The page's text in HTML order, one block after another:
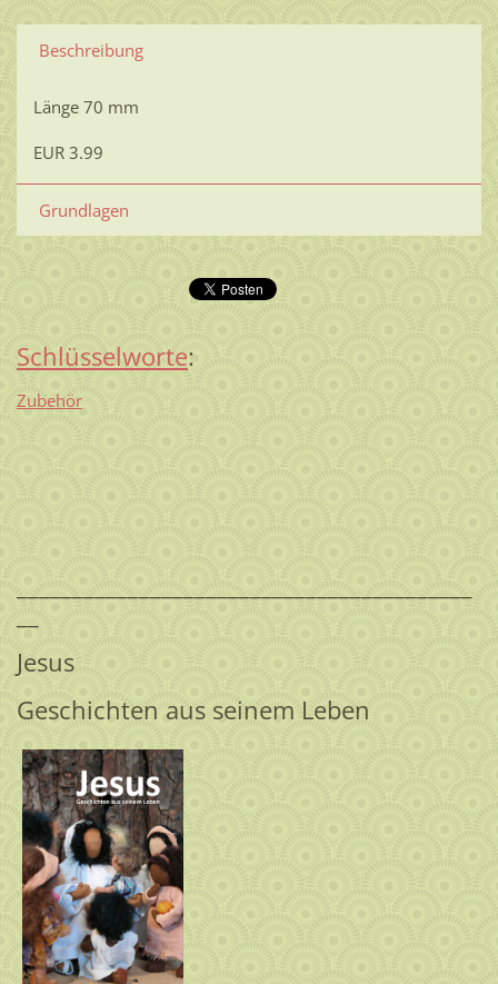
Beschreibung
Länge 70 mm
EUR 3.99
Grundlagen
Schlüsselworte:
Zubehör
_________________________________________
__
Jesus
Geschichten aus seinem Leben